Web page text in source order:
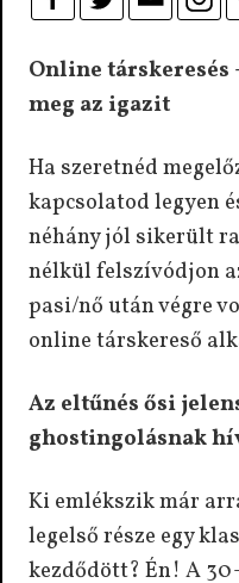
Online társkeresés
meg az igazit
Ha szeretnéd
kapcsolatod legyen
néhány jól sikerült
nélkül felszívódjon
pasi/nő után végre
online társkereső
Az eltűnés ősi
ghostingolásnak
Ki emlékszik már
legelső része egy
kezdődött? Én! A